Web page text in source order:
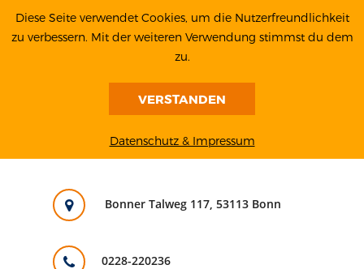
Bonner Talweg 117, 53113 Bonn
0228-220236
Diese Seite verwendet Cookies, um die Nutzerfreundlichkeit
zu verbessern. Mit der weiteren Verwendung stimmst du dem
zu.
VERSTANDEN
Datenschutz & Impressum